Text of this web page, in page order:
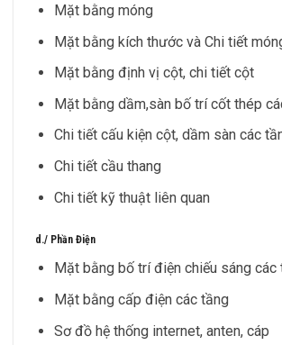
Mặt bằng móng
Mặt bằng kích thước và Chi tiết
Mặt bằng định vị cột, chi tiết cột
Mặt bằng dầm,sàn bố trí cốt thép
Chi tiết cấu kiện cột, dầm sàn các
Chi tiết cầu thang
Chi tiết kỹ thuật liên quan
d./ Phần Điện
Mặt bằng bố trí điện chiếu sáng các
Mặt bằng cấp điện các tầng
Sơ đồ hệ thống internet, anten, cáp